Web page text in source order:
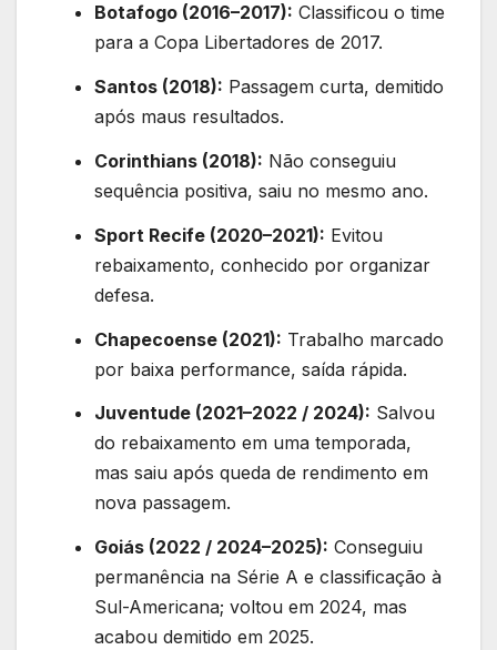
Botafogo (2016–2017): Classificou o time
para a Copa Libertadores de 2017.
Santos (2018): Passagem curta, demitido
após maus resultados.
Corinthians (2018): Não conseguiu
sequência positiva, saiu no mesmo ano.
Sport Recife (2020–2021): Evitou
rebaixamento, conhecido por organizar
defesa.
Chapecoense (2021): Trabalho marcado
por baixa performance, saída rápida.
Juventude (2021–2022 / 2024): Salvou
do rebaixamento em uma temporada,
mas saiu após queda de rendimento em
nova passagem.
Goiás (2022 / 2024–2025): Conseguiu
permanência na Série A e classificação à
Sul-Americana; voltou em 2024, mas
acabou demitido em 2025.